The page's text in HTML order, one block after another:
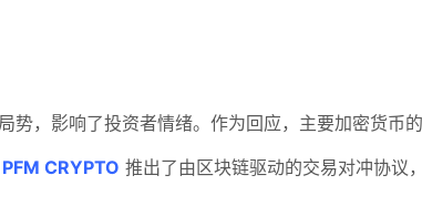
，影响了投资者情绪。作为回应，主要加密货币
PFM CRYPTO 推出了由区块链驱动的交易对冲协议